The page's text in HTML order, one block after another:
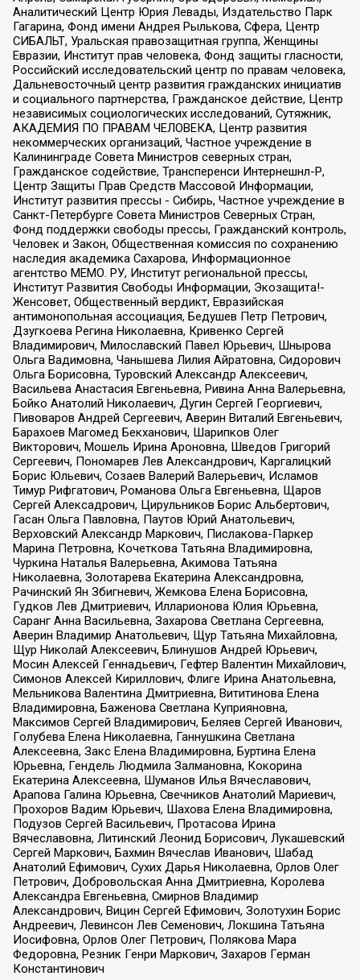
Аналитический Центр Юрия Левады, Издательство Парк
Гагарина, Фонд имени Андрея Рылькова, Сфера, Центр
СИБАЛЬТ, Уральская правозащитная группа, Женщины
Евразии, Институт прав человека, Фонд защиты гласности,
Российский исследовательский центр по правам человека,
Дальневосточный центр развития гражданских инициатив
и социального партнерства, Гражданское действие, Центр
независимых социологических исследований, Сутяжник,
АКАДЕМИЯ ПО ПРАВАМ ЧЕЛОВЕКА, Центр развития
некоммерческих организаций, Частное учреждение в
Калининграде Совета Министров северных стран,
Гражданское содействие, Трансперенси Интернешнл-Р,
Центр Защиты Прав Средств Массовой Информации,
Институт развития прессы - Сибирь, Частное учреждение в
Санкт-Петербурге Совета Министров Северных Стран,
Фонд поддержки свободы прессы, Гражданский контроль,
Человек и Закон, Общественная комиссия по сохранению
наследия академика Сахарова, Информационное
агентство МЕМО. РУ, Институт региональной прессы,
Институт Развития Свободы Информации, Экозащита!-
Женсовет, Общественный вердикт, Евразийская
антимонопольная ассоциация, Бедушев Петр Петрович,
Дзугкоева Регина Николаевна, Кривенко Сергей
Владимирович, Милославский Павел Юрьевич, Шнырова
Ольга Вадимовна, Чанышева Лилия Айратовна, Сидорович
Ольга Борисовна, Туровский Александр Алексеевич,
Васильева Анастасия Евгеньевна, Ривина Анна Валерьевна,
Бойко Анатолий Николаевич, Дугин Сергей Георгиевич,
Пивоваров Андрей Сергеевич, Аверин Виталий Евгеньевич,
Барахоев Магомед Бекханович, Шарипков Олег
Викторович, Мошель Ирина Ароновна, Шведов Григорий
Сергеевич, Пономарев Лев Александрович, Каргалицкий
Борис Юльевич, Созаев Валерий Валерьевич, Исламов
Тимур Рифгатович, Романова Ольга Евгеньевна, Щаров
Сергей Алексадрович, Цирульников Борис Альбертович,
Гасан Ольга Павловна, Паутов Юрий Анатольевич,
Верховский Александр Маркович, Пислакова-Паркер
Марина Петровна, Кочеткова Татьяна Владимировна,
Чуркина Наталья Валерьевна, Акимова Татьяна
Николаевна, Золотарева Екатерина Александровна,
Рачинский Ян Збигневич, Жемкова Елена Борисовна,
Гудков Лев Дмитриевич, Илларионова Юлия Юрьевна,
Саранг Анна Васильевна, Захарова Светлана Сергеевна,
Аверин Владимир Анатольевич, Щур Татьяна Михайловна,
Щур Николай Алексеевич, Блинушов Андрей Юрьевич,
Мосин Алексей Геннадьевич, Гефтер Валентин Михайлович,
Симонов Алексей Кириллович, Флиге Ирина Анатольевна,
Мельникова Валентина Дмитриевна, Вититинова Елена
Владимировна, Баженова Светлана Куприяновна,
Максимов Сергей Владимирович, Беляев Сергей Иванович,
Голубева Елена Николаевна, Ганнушкина Светлана
Алексеевна, Закс Елена Владимировна, Буртина Елена
Юрьевна, Гендель Людмила Залмановна, Кокорина
Екатерина Алексеевна, Шуманов Илья Вячеславович,
Арапова Галина Юрьевна, Свечников Анатолий Мариевич,
Прохоров Вадим Юрьевич, Шахова Елена Владимировна,
Подузов Сергей Васильевич, Протасова Ирина
Вячеславовна, Литинский Леонид Борисович, Лукашевский
Сергей Маркович, Бахмин Вячеслав Иванович, Шабад
Анатолий Ефимович, Сухих Дарья Николаевна, Орлов Олег
Петрович, Добровольская Анна Дмитриевна, Королева
Александра Евгеньевна, Смирнов Владимир
Александрович, Вицин Сергей Ефимович, Золотухин Борис
Андреевич, Левинсон Лев Семенович, Локшина Татьяна
Иосифовна, Орлов Олег Петрович, Полякова Мара
Федоровна, Резник Генри Маркович, Захаров Герман
Константинович